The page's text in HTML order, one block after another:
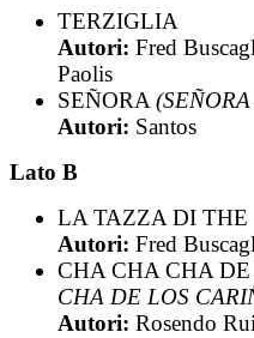
TERZIGLIA
Autori: Fred
Paolis
SEÑORA
Autori: Santos
Lato B
LA TAZZA DI THE
Autori: Fred
CHA CHA CHA
CHA DE LOS
Autori: Rosendo